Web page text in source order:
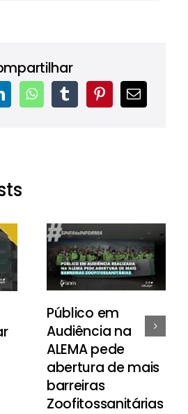
Público em
Audiência na
ALEMA pede
abertura de mais
barreiras
Zoofitossanitárias